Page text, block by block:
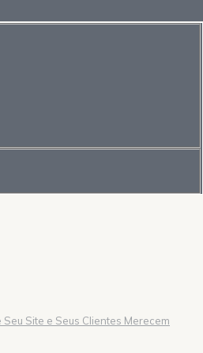
Seu Site e Seus Clientes Merecem